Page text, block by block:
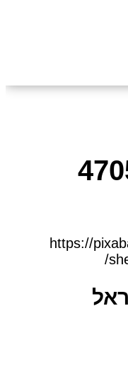
https://